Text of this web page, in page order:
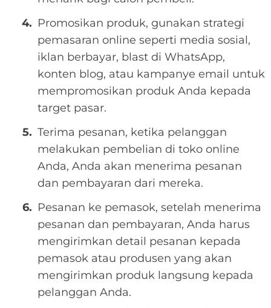
Promosikan produk, gunakan strategi
pemasaran online seperti media sosial,
iklan berbayar, blast di WhatsApp,
konten blog, atau kampanye email untuk
mempromosikan produk Anda kepada
target pasar.
Terima pesanan, ketika pelanggan
melakukan pembelian di toko online
Anda, Anda akan menerima pesanan
dan pembayaran dari mereka.
Pesanan ke pemasok, setelah menerima
pesanan dan pembayaran, Anda harus
mengirimkan detail pesanan kepada
pemasok atau produsen yang akan
mengirimkan produk langsung kepada
pelanggan Anda.